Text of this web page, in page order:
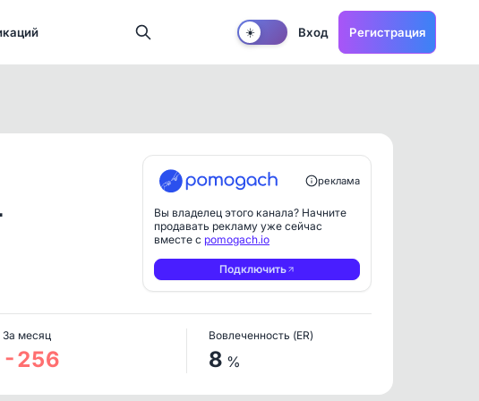
☀️ Вход Регистрация
реклама
Вы владелец этого канала? Начните
продавать рекламу уже сейчас
вместе с pomogach.io
Подключить
За месяц
-256
Вовлеченность (ER)
8 %